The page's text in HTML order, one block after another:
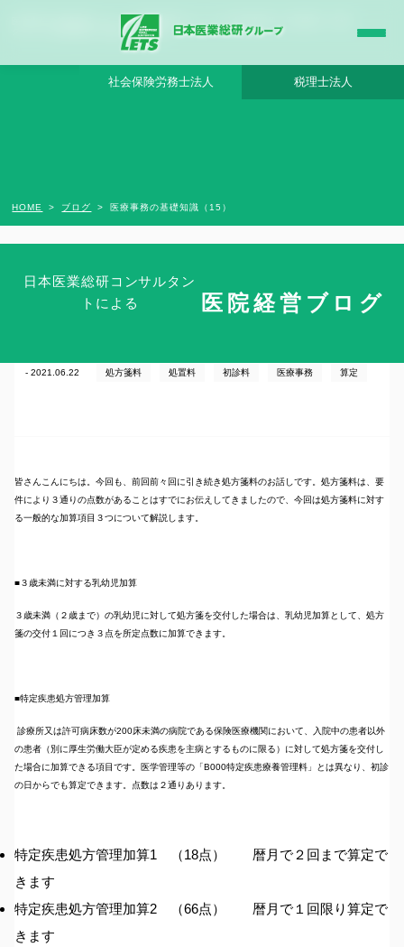
医療事務の基礎知識（15） - 日本医業総研グループ |日本医業総研｜医院開業・承継・
クリニック経営支援・医療モール開発
社会保険労務士法人 税理士法人
日本医業総研コンサルタン
トによる
医院経営ブログ
HOME ブログ 医療事務の基礎知識（15）
医療事務の基礎知識（15）
- 2021.06.22 処方箋料 処置料 初診料 医療事務 算定
皆さんこんにちは。今回も、前回前々回に引き続き処方箋料のお話しです。処方箋料は、要
件により３通りの点数があることはすでにお伝えしてきましたので、今回は処方箋料に対す
る一般的な加算項目３つについて解説します。
■３歳未満に対する乳幼児加算
３歳未満（２歳まで）の乳幼児に対して処方箋を交付した場合は、乳幼児加算として、処方
箋の交付１回につき３点を所定点数に加算できます。
■特定疾患処方管理加算
診療所又は許可病床数が200床未満の病院である保険医療機関において、入院中の患者以外
の患者（別に厚生労働大臣が定める疾患を主病とするものに限る）に対して処方箋を交付し
た場合に加算できる項目です。医学管理等の「B000特定疾患療養管理料」とは異なり、初診
の日からでも算定できます。点数は２通りあります。
特定疾患処方管理加算1 （18点） 暦月で２回まで算定で
きます
特定疾患処方管理加算2 （66点） 暦月で１回限り算定で
きます